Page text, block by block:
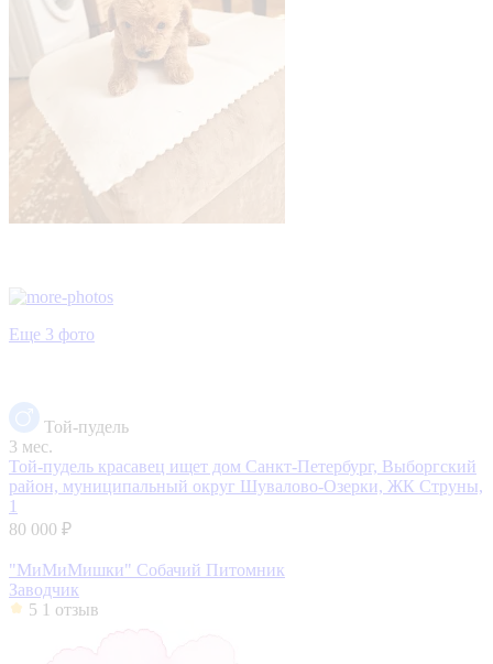
Еще 3 фото
Той-пудель
3 мес.
Той-пудель красавец ищет дом Санкт-Петербург, Выборгский
район, муниципальный округ Шувалово-Озерки, ЖК Струны,
1
80 000 ₽
"МиМиМишки" Собачий Питомник
Заводчик
5 1 отзыв